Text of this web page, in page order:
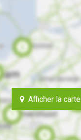
Afficher la carte